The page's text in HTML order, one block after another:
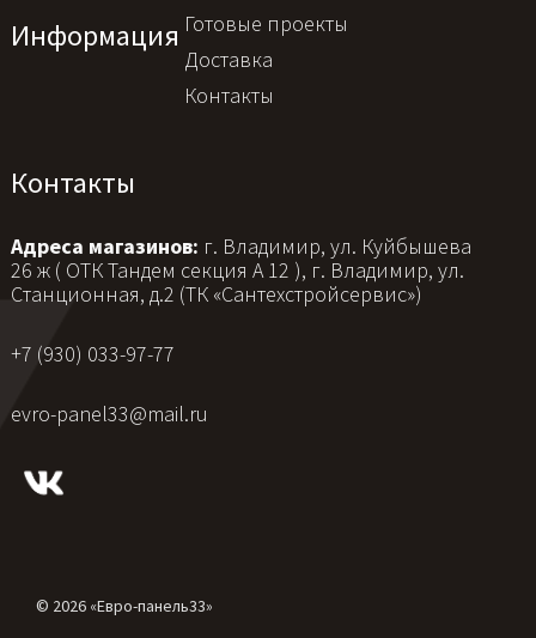
Информация Готовые проекты
Доставка
Контакты
Контакты
Адреса магазинов: г. Владимир, ул. Куйбышева
26 ж ( ОТК Тандем секция А 12 ), г. Владимир, ул.
Станционная, д.2 (ТК «Сантехстройсервис»)
+7 (930) 033-97-77
evro-panel33@mail.ru
© 2026 «Евро-панель33»